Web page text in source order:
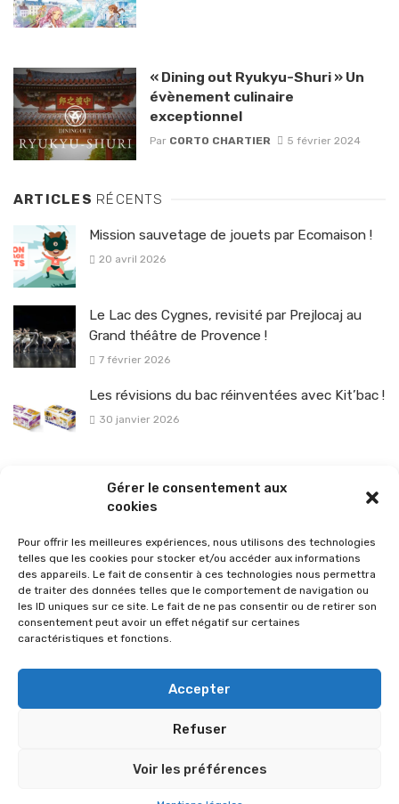
Gérer le consentement aux
cookies
Pour offrir les meilleures expériences, nous utilisons des technologies
telles que les cookies pour stocker et/ou accéder aux informations
des appareils. Le fait de consentir à ces technologies nous permettra
de traiter des données telles que le comportement de navigation ou
les ID uniques sur ce site. Le fait de ne pas consentir ou de retirer son
consentement peut avoir un effet négatif sur certaines
caractéristiques et fonctions.
Accepter
Refuser
Voir les préférences
« Dining out Ryukyu-Shuri » Un
évènement culinaire
exceptionnel
Par CORTO CHARTIER 5 février 2024
ARTICLES RÉCENTS
Mission sauvetage de jouets par Ecomaison !
20 avril 2026
Le Lac des Cygnes, revisité par Prejlocaj au
Grand théâtre de Provence !
7 février 2026
Les révisions du bac réinventées avec Kit’bac !
30 janvier 2026